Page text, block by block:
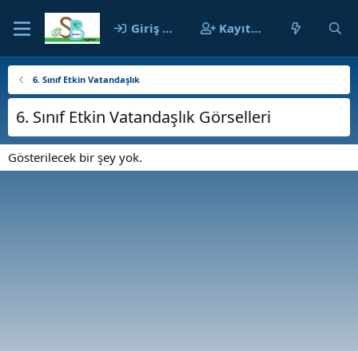
Giriş yap Kayıt ol
6. Sınıf Etkin Vatandaşlık
6. Sınıf Etkin Vatandaşlık Görselleri
Gösterilecek bir şey yok.